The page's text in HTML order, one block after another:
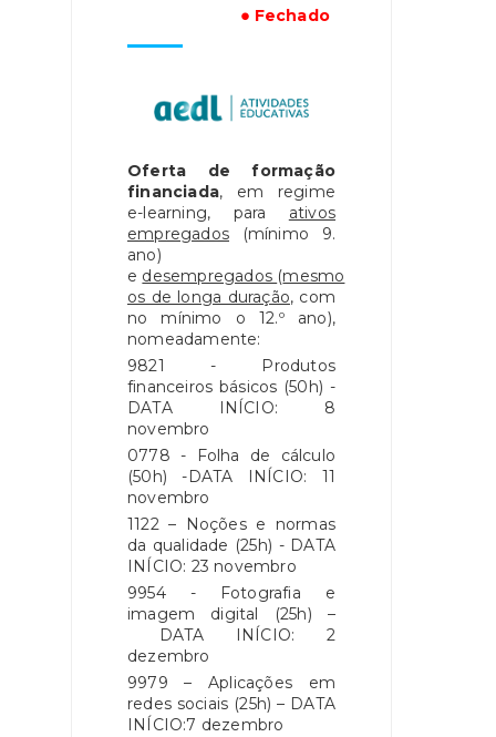
● Fechado
Oferta de formação
financiada, em regime
e-learning, para ativos
empregados (mínimo 9.
ano)
e desempregados (mesmo
os de longa duração, com
no mínimo o 12.º ano),
nomeadamente:
9821 - Produtos
financeiros básicos (50h) -
DATA INÍCIO: 8
novembro
0778 - Folha de cálculo
(50h) -DATA INÍCIO: 11
novembro
1122 – Noções e normas
da qualidade (25h) - DATA
INÍCIO: 23 novembro
9954 - Fotografia e
imagem digital (25h) –
DATA INÍCIO: 2
dezembro
9979 – Aplicações em
redes sociais (25h) – DATA
INÍCIO:7 dezembro